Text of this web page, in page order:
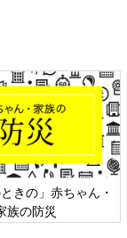
きの」赤ちゃん・
族の防災